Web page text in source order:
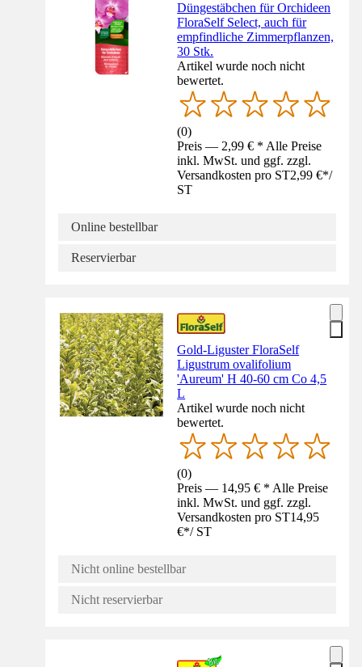
Düngestäbchen für Orchideen
FloraSelf Select, auch für
empfindliche Zimmerpflanzen,
30 Stk.
Artikel wurde noch nicht
bewertet.
(0)
Preis — 2,99 € * Alle Preise
inkl. MwSt. und ggf. zzgl.
Versandkosten pro ST2,99 €*/
ST
Online bestellbar
Reservierbar
Gold-Liguster FloraSelf
Ligustrum ovalifolium
'Aureum' H 40-60 cm Co 4,5
L
Artikel wurde noch nicht
bewertet.
(0)
Preis — 14,95 € * Alle Preise
inkl. MwSt. und ggf. zzgl.
Versandkosten pro ST14,95
€*/ ST
Nicht online bestellbar
Nicht reservierbar